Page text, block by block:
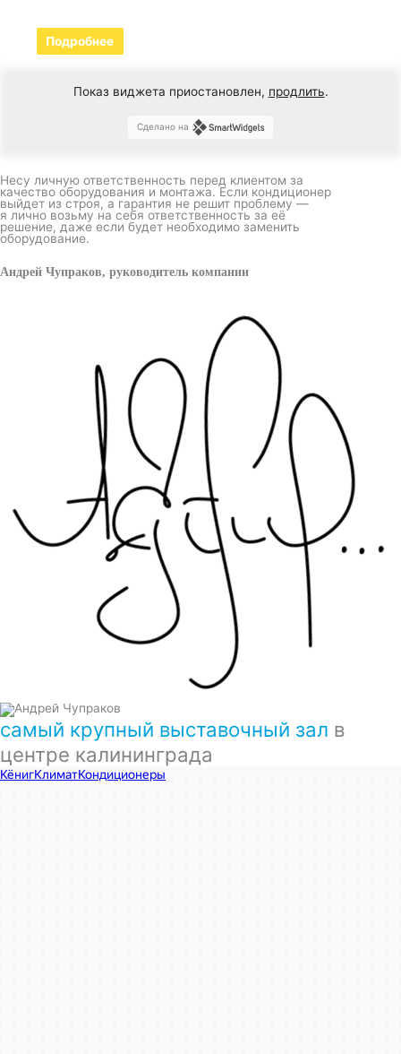
Подробнее
Показ виджета приостановлен, продлить.
Сделано на
Несу личную ответственность перед клиентом за
качество оборудования и монтажа. Если кондиционер
выйдет из строя, а гарантия не решит проблему —
я лично возьму на себя ответственность за её
решение, даже если будет необходимо заменить
оборудование.
Андрей Чупраков, руководитель компании
самый крупный выставочный зал в
центре калининграда
КёнигКлимат
Кондиционеры в Калининграде